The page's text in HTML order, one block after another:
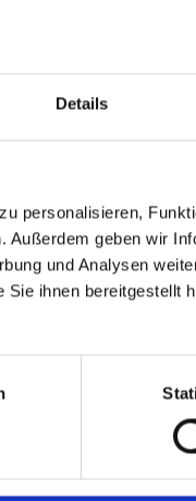
Details
personalisieren,
geben wir
und Analysen
ihnen bereitgestellt
digitale Aufmaße